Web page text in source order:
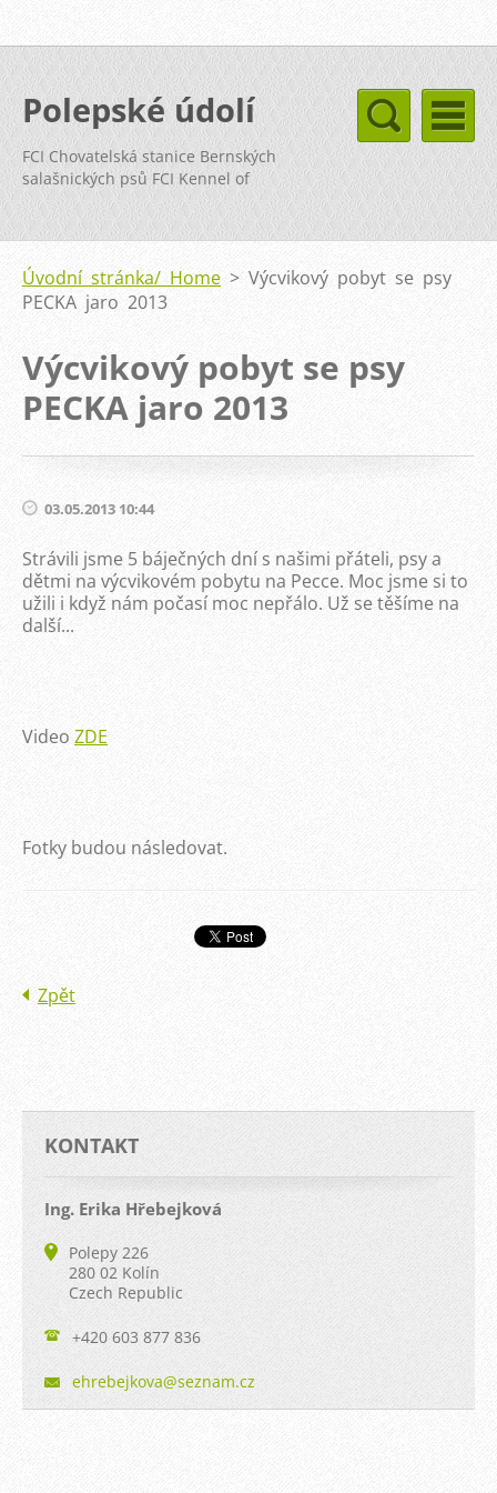
Polepské údolí
FCI Chovatelská stanice Bernských
salašnických psů FCI Kennel of
Bernese Mountain Dog
Úvodní stránka/ Home > Výcvikový pobyt se psy
PECKA jaro 2013
Výcvikový pobyt se psy
PECKA jaro 2013
03.05.2013 10:44
Strávili jsme 5 báječných dní s našimi přáteli, psy a
dětmi na výcvikovém pobytu na Pecce. Moc jsme si to
užili i když nám počasí moc nepřálo. Už se těšíme na
další...
Video ZDE
Fotky budou následovat.
Zpět
KONTAKT
Ing. Erika Hřebejková
Polepy 226
280 02 Kolín
Czech Republic
+420 603 877 836
ehrebejkova@seznam.cz